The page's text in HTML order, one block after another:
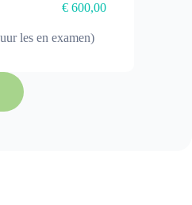
€ 600,00
les en examen)